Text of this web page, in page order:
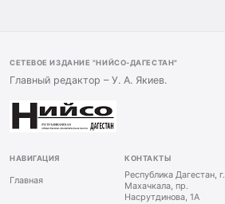
СЕТЕВОЕ ИЗДАНИЕ "НИЙСО-ДАГЕСТАН"
Главный редактор – У. А. Якиев.
НАВИГАЦИЯ
Главная
КОНТАКТЫ
Республика Дагестан, г.
Махачкала, пр.
Насрутдинова, 1А